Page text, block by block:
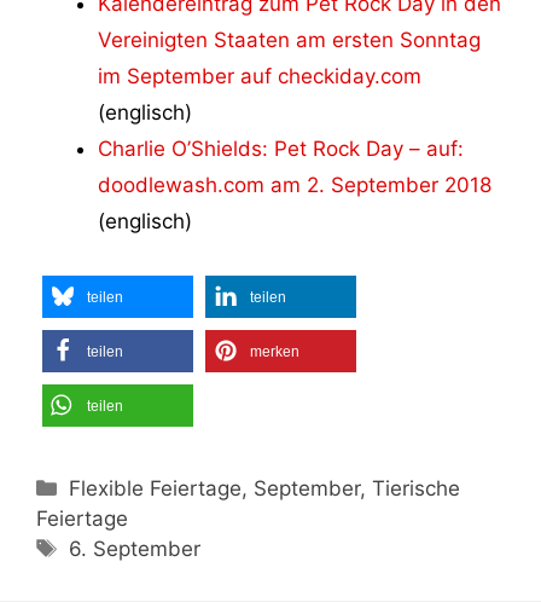
Vereinigten Staaten am ersten Sonntag
im September auf checkiday.com
(englisch)
Charlie O’Shields: Pet Rock Day – auf:
doodlewash.com am 2. September 2018
(englisch)
teilen teilen
teilen merken
teilen
Kategorien
Flexible Feiertage, September, Tierische
Feiertage
Schlagwörter
6. September